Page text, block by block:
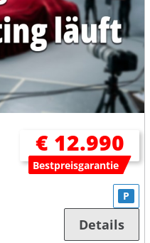
€ 12.990
Bestpreisgarantie
P
Details